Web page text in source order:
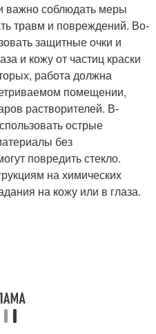
важно соблюдать меры
травм и повреждений. Во-
защитные очки и
и кожу от частиц краски
работа должна
помещении,
растворителей. В-
острые
без
повредить стекло.
на химических
на кожу или в глаза.